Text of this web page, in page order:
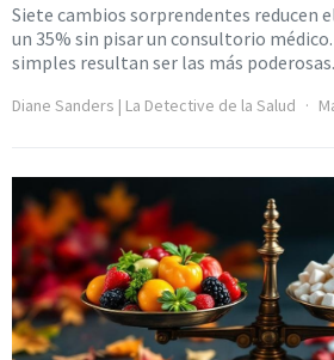
Siete cambios sorprendentes reducen
un 35% sin pisar un consultorio
simples resultan ser las más poderosas.
Diane Sanders | La Detective de la Salud